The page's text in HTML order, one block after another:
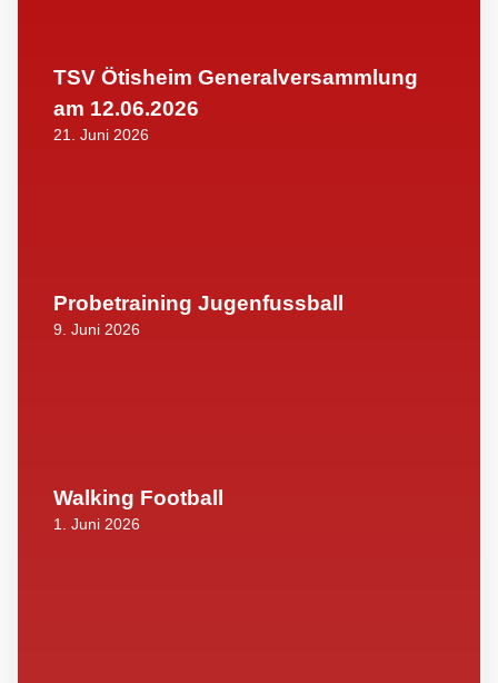
TSV Ötisheim Generalversammlung
am 12.06.2026
21. Juni 2026
Probetraining Jugenfussball
9. Juni 2026
Walking Football
1. Juni 2026